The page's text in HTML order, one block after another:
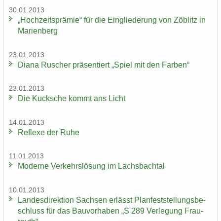
30.01.2013
„Hoch­zeits­prä­mie“ für die Ein­glie­de­rung von Zö­blitz in
Ma­ri­en­berg
23.01.2013
Diana Ru­scher prä­sen­tiert „Spiel mit den Far­ben“
23.01.2013
Die Kuck­sche kommt ans Licht
14.01.2013
Re­fle­xe der Ruhe
11.01.2013
Mo­der­ne Ver­kehrs­lö­sung im Lachs­bach­tal
10.01.2013
Lan­des­di­rek­ti­on Sach­sen er­lässt Plan­fest­stel­lungs­be­
schluss für das Bau­vor­ha­ben „S 289 Ver­le­gung Frau­